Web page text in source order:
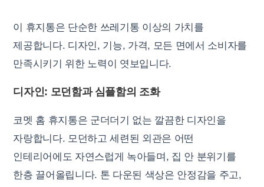
이 휴지통은 단순한 쓰레기통 이상의 가치를
제공합니다. 디자인, 기능, 가격, 모든 면에서 소비자를
만족시키기 위한 노력이 엿보입니다.
디자인: 모던함과 심플함의 조화
코멧 홈 휴지통은 군더더기 없는 깔끔한 디자인을
자랑합니다. 모던하고 세련된 외관은 어떤
인테리어에도 자연스럽게 녹아들며, 집 안 분위기를
한층 끌어올립니다. 톤 다운된 색상은 안정감을 주고,